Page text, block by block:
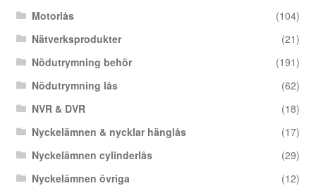
Motorlås
(104)
Nätverksprodukter
(21)
Nödutrymning behör
(191)
Nödutrymning lås
(62)
NVR & DVR
(18)
Nyckelämnen & nycklar hänglås
(17)
Nyckelämnen cylinderlås
(29)
Nyckelämnen övriga
(12)